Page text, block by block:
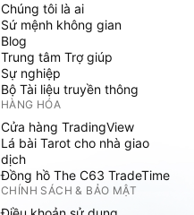
Chúng tôi là ai
Sứ mệnh không gian
Blog
Trung tâm Trợ giúp
Sự nghiệp
Bộ Tài liệu truyền thông
HÀNG HÓA
Cửa hàng TradingView
Lá bài Tarot cho nhà giao
dịch
Đồng hồ The C63 TradeTime
CHÍNH SÁCH & BẢO MẬT